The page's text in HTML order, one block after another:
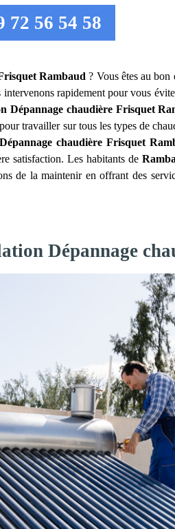
56 54 58
Rambaud ? Vous êtes au
rapidement pour vous
Dépannage chaudière Frisquet
travailler sur tous les types de
chaudière Frisquet
satisfaction. Les habitants de
de la maintenir en offrant des
Dépannage